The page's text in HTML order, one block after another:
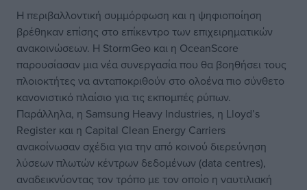
Η περιβαλλοντική συμμόρφωση και η ψηφιοποίηση
βρέθηκαν επίσης στο επίκεντρο των επιχειρηματικών
ανακοινώσεων. Η StormGeo και η OceanScore
παρουσίασαν μια νέα συνεργασία που θα βοηθήσει τους
πλοιοκτήτες να ανταποκριθούν στο ολοένα πιο σύνθετο
κανονιστικό πλαίσιο για τις εκπομπές ρύπων.
Παράλληλα, η Samsung Heavy Industries, η Lloyd’s
Register και η Capital Clean Energy Carriers
ανακοίνωσαν σχέδια για την από κοινού διερεύνηση
λύσεων πλωτών κέντρων δεδομένων (data centres),
αναδεικνύοντας τον τρόπο με τον οποίο η ναυτιλιακή